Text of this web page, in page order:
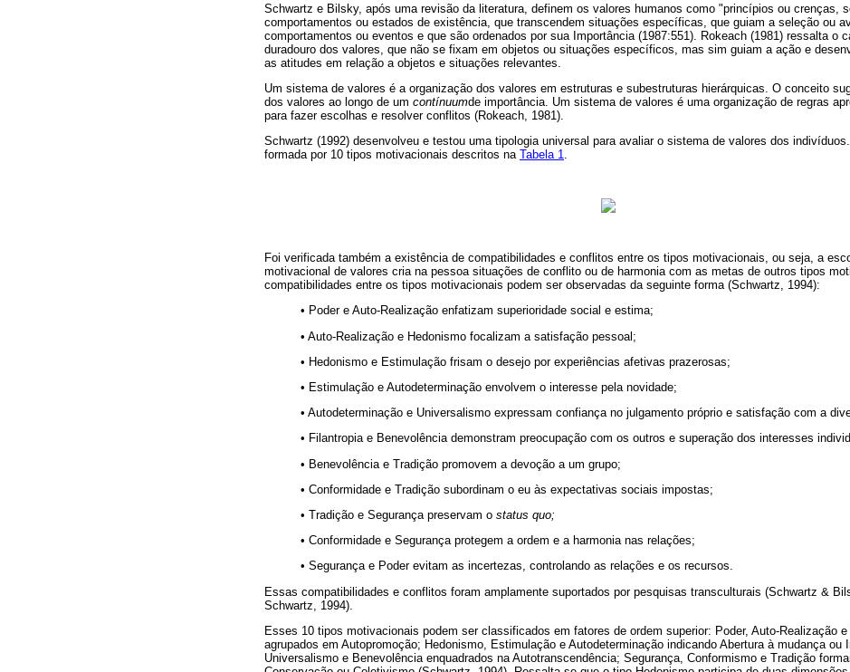
Schwartz e Bilsky, após uma revisão da literatura, definem os valores humanos como "princípios ou crenças,
comportamentos ou estados de existência, que transcendem situações específicas, que guiam a seleção ou
comportamentos ou eventos e que são ordenados por sua Importância (1987:551). Rokeach (1981) ressalta o
duradouro dos valores, que não se fixam em objetos ou situações específicos, mas sim guiam a ação e
as atitudes em relação a objetos e situações relevantes.
Um sistema de valores é a organização dos valores em estruturas e subestruturas hierárquicas. O conceito
dos valores ao longo de um contínuumde importância. Um sistema de valores é uma organização de regras
para fazer escolhas e resolver conflitos (Rokeach, 1981).
Schwartz (1992) desenvolveu e testou uma tipologia universal para avaliar o sistema de valores dos
formada por 10 tipos motivacionais descritos na Tabela 1.
Foi verificada também a existência de compatibilidades e conflitos entre os tipos motivacionais, ou seja, a
motivacional de valores cria na pessoa situações de conflito ou de harmonia com as metas de outros tipos
compatibilidades entre os tipos motivacionais podem ser observadas da seguinte forma (Schwartz, 1994):
• Poder e Auto-Realização enfatizam superioridade social e estima;
• Auto-Realização e Hedonismo focalizam a satisfação pessoal;
• Hedonismo e Estimulação frisam o desejo por experiências afetivas prazerosas;
• Estimulação e Autodeterminação envolvem o interesse pela novidade;
• Autodeterminação e Universalismo expressam confiança no julgamento próprio e satisfação com a
• Filantropia e Benevolência demonstram preocupação com os outros e superação dos interesses
• Benevolência e Tradição promovem a devoção a um grupo;
• Conformidade e Tradição subordinam o eu às expectativas sociais impostas;
• Tradição e Segurança preservam o status quo;
• Conformidade e Segurança protegem a ordem e a harmonia nas relações;
• Segurança e Poder evitam as incertezas, controlando as relações e os recursos.
Essas compatibilidades e conflitos foram amplamente suportados por pesquisas transculturais (Schwartz &
Schwartz, 1994).
Esses 10 tipos motivacionais podem ser classificados em fatores de ordem superior: Poder, Auto-Realização
agrupados em Autopromoção; Hedonismo, Estimulação e Autodeterminação indicando Abertura à mudança ou
Universalismo e Benevolência enquadrados na Autotranscendência; Segurança, Conformismo e Tradição